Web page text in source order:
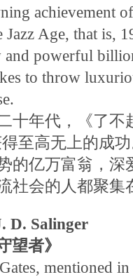
achievement
Age, that is,
and powerful
to throw
十年代，《了不
至高无上的成
的亿万富翁，深
社会的人都聚集
D. Salinger
望者》
mentioned